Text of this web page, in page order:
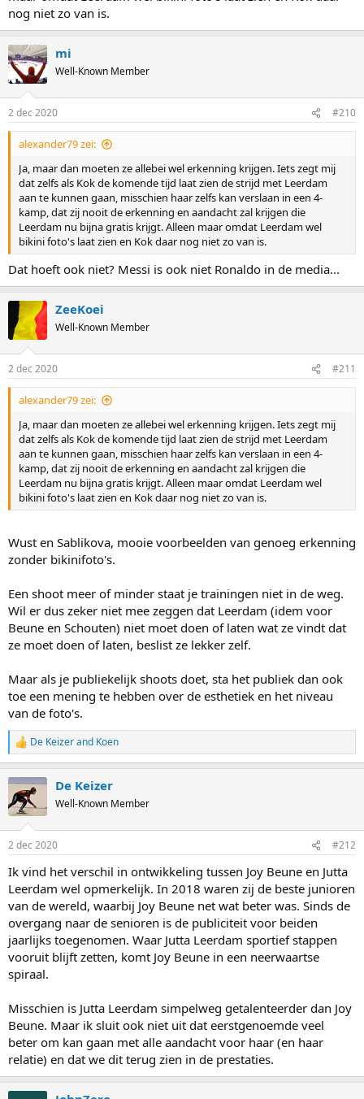
nog niet zo van is.
mi
Well-Known Member
2 dec 2020 #210
alexander79 zei:
Ja, maar dan moeten ze allebei wel erkenning krijgen. Iets zegt mij
dat zelfs als Kok de komende tijd laat zien de strijd met Leerdam
aan te kunnen gaan, misschien haar zelfs kan verslaan in een 4-
kamp, dat zij nooit de erkenning en aandacht zal krijgen die
Leerdam nu bijna gratis krijgt. Alleen maar omdat Leerdam wel
bikini foto's laat zien en Kok daar nog niet zo van is.
Dat hoeft ook niet? Messi is ook niet Ronaldo in de media...
ZeeKoei
Well-Known Member
2 dec 2020 #211
alexander79 zei:
Ja, maar dan moeten ze allebei wel erkenning krijgen. Iets zegt mij
dat zelfs als Kok de komende tijd laat zien de strijd met Leerdam
aan te kunnen gaan, misschien haar zelfs kan verslaan in een 4-
kamp, dat zij nooit de erkenning en aandacht zal krijgen die
Leerdam nu bijna gratis krijgt. Alleen maar omdat Leerdam wel
bikini foto's laat zien en Kok daar nog niet zo van is.
Wust en Sablikova, mooie voorbeelden van genoeg erkenning
zonder bikinifoto's.
Een shoot meer of minder staat je trainingen niet in de weg.
Wil er dus zeker niet mee zeggen dat Leerdam (idem voor
Beune en Schouten) niet moet doen of laten wat ze vindt dat
ze moet doen of laten, beslist ze lekker zelf.
Maar als je publiekelijk shoots doet, sta het publiek dan ook
toe een mening te hebben over de esthetiek en het niveau
van de foto's.
R
e
c
t
i
s
De Keizerand Koen
De Keizer
Well-Known Member
2 dec 2020 #212
Ik vind het verschil in ontwikkeling tussen Joy Beune en Jutta
Leerdam wel opmerkelijk. In 2018 waren zij de beste junioren
van de wereld, waarbij Joy Beune net wat beter was. Sinds de
overgang naar de senioren is de publiciteit voor beiden
jaarlijks toegenomen. Waar Jutta Leerdam sportief stappen
vooruit blijft zetten, komt Joy Beune in een neerwaartse
spiraal.
Misschien is Jutta Leerdam simpelweg getalenteerder dan Joy
Beune. Maar ik sluit ook niet uit dat eerstgenoemde veel
beter om kan gaan met alle aandacht voor haar (en haar
relatie) en dat we dit terug zien in de prestaties.